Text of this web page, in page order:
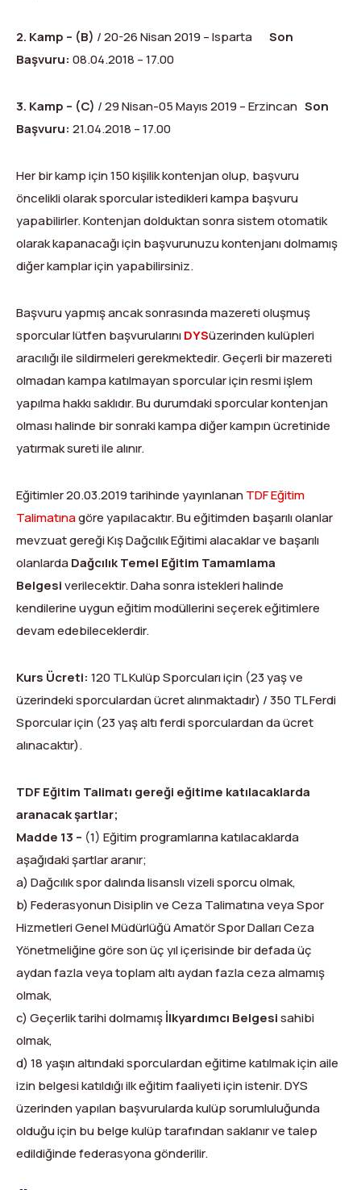
2. Kamp – (B) / 20-26 Nisan 2019 – Isparta
Son
Başvuru: 08.04.2018 – 17.00
3. Kamp – (C) / 29 Nisan-05 Mayıs 2019 – Erzincan Son
Başvuru: 21.04.2018 – 17.00
Her bir kamp için 150 kişilik kontenjan olup, başvuru
öncelikli olarak sporcular istedikleri kampa başvuru
yapabilirler. Kontenjan dolduktan sonra sistem otomatik
olarak kapanacağı için başvurunuzu kontenjanı dolmamış
diğer kamplar için yapabilirsiniz.
Başvuru yapmış ancak sonrasında mazereti oluşmuş
sporcular lütfen başvurularınıDYSüzerinden kulüpleri
aracılığı ile sildirmeleri gerekmektedir. Geçerli bir mazereti
olmadan kampa katılmayan sporcular için resmi işlem
yapılma hakkı saklıdır. Bu durumdaki sporcular kontenjan
olması halinde bir sonraki kampa diğer kampın ücretinide
yatırmak sureti ile alınır.
Eğitimler 20.03.2019 tarihinde yayınlananTDF Eğitim
Talimatınagöre yapılacaktır. Bu eğitimden başarılı olanlar
mevzuat gereği Kış Dağcılık Eğitimi alacaklar ve başarılı
olanlardaDağcılık Temel Eğitim Tamamlama
Belgesiverilecektir. Daha sonra istekleri halinde
kendilerine uygun eğitim modüllerini seçerek eğitimlere
devam edebileceklerdir.
Kurs Ücreti: 120 TL Kulüp Sporcuları için (23 yaş ve
üzerindeki sporculardan ücret alınmaktadır) / 350 TL Ferdi
Sporcular için (23 yaş altı ferdi sporculardan da ücret
alınacaktır).
TDF Eğitim Talimatı gereği eğitime katılacaklarda
aranacak şartlar;
Madde 13 – (1) Eğitim programlarına katılacaklarda
aşağıdaki şartlar aranır;
a) Dağcılık spor dalında lisanslı vizeli sporcu olmak,
b) Federasyonun Disiplin ve Ceza Talimatına veya Spor
Hizmetleri Genel Müdürlüğü Amatör Spor Dalları Ceza
Yönetmeliğine göre son üç yıl içerisinde bir defada üç
aydan fazla veya toplam altı aydan fazla ceza almamış
olmak,
c) Geçerlik tarihi dolmamışİlkyardımcı Belgesisahibi
olmak,
d) 18 yaşın altındaki sporculardan eğitime katılmak için aile
izin belgesi katıldığı ilk eğitim faaliyeti için istenir. DYS
üzerinden yapılan başvurularda kulüp sorumluluğunda
olduğu için bu belge kulüp tarafından saklanır ve talep
edildiğinde federasyona gönderilir.